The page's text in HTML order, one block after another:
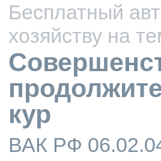
Бесплатный
хозяйству на
кур
ВАК РФ